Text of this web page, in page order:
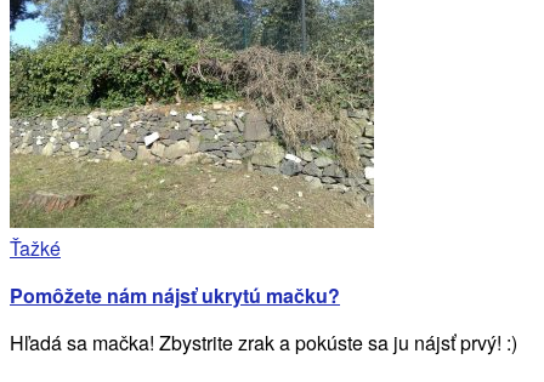
Ťažké
Pomôžete nám nájsť ukrytú mačku?
Hľadá sa mačka! Zbystrite zrak a pokúste sa ju nájsť prvý! :)